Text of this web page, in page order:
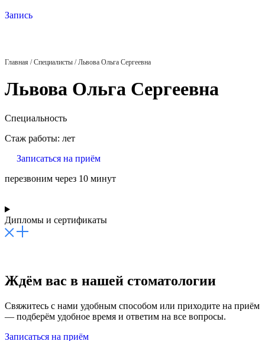
Запись
Главная /Специалисты /Львова Ольга Сергеевна
Львова Ольга Сергеевна
Специальность
Стаж работы: лет
Записаться на приём
перезвоним через 10 минут
Дипломы и сертификаты
Ждём вас в нашей стоматологии
Свяжитесь с нами удобным способом или приходите на приём
— подберём удобное время и ответим на все вопросы.
Записаться на приём